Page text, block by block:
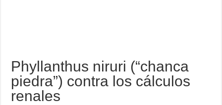
Phyllanthus niruri (“chanca
piedra”) contra los cálculos
renales